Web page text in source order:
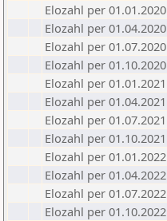
Elozahl per 01.01.2020
Elozahl per 01.04.2020
Elozahl per 01.07.2020
Elozahl per 01.10.2020
Elozahl per 01.01.2021
Elozahl per 01.04.2021
Elozahl per 01.07.2021
Elozahl per 01.10.2021
Elozahl per 01.01.2022
Elozahl per 01.04.2022
Elozahl per 01.07.2022
Elozahl per 01.10.2022